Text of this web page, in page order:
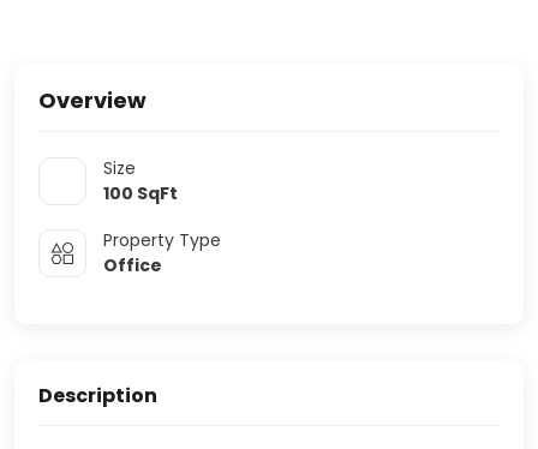
Overview
Size
100 SqFt
Property Type
Office
Description